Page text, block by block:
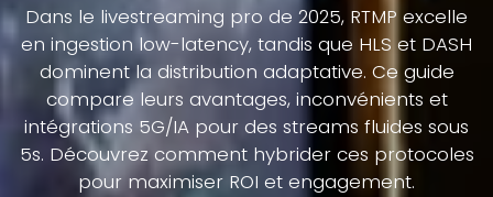
Dans le livestreaming pro de 2025, RTMP excelle
en ingestion low-latency, tandis que HLS et DASH
dominent la distribution adaptative. Ce guide
compare leurs avantages, inconvénients et
intégrations 5G/IA pour des streams fluides sous
5s. Découvrez comment hybrider ces protocoles
pour maximiser ROI et engagement.